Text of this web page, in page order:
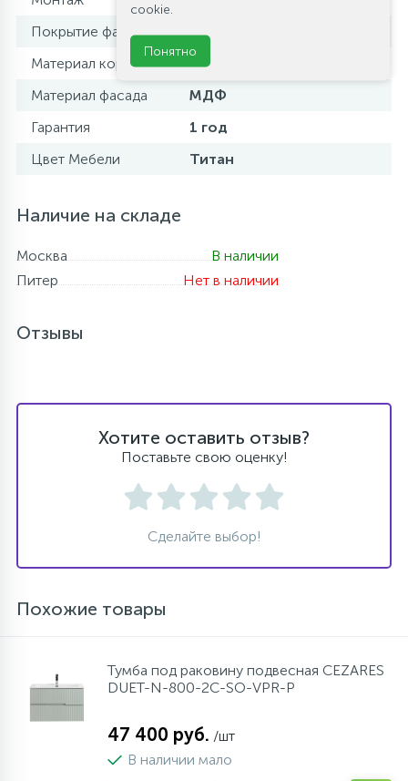
Покрытие фасада
пленка
Материал корпуса
МДФ
Материал фасада
МДФ
Гарантия
1 год
Цвет Мебели
Титан
Наличие на складе
Москва
В наличии
Питер
Нет в наличии
Отзывы
Хотите оставить отзыв?
Поставьте свою оценку!
Сделайте выбор!
Похожие товары
Тумба под раковину подвесная CEZARES
DUET-N-800-2C-SO-VPR-P
47 400 руб. /шт
В наличии мало
cookie.
Понятно